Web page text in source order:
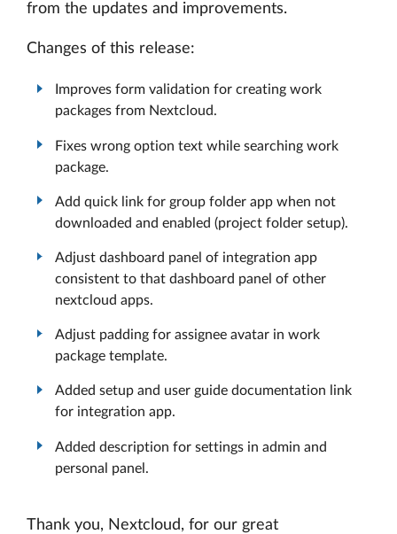
from the updates and improvements.
Changes of this release:
Improves form validation for creating work
packages from Nextcloud.
Fixes wrong option text while searching work
package.
Add quick link for group folder app when not
downloaded and enabled (project folder setup).
Adjust dashboard panel of integration app
consistent to that dashboard panel of other
nextcloud apps.
Adjust padding for assignee avatar in work
package template.
Added setup and user guide documentation link
for integration app.
Added description for settings in admin and
personal panel.
Thank you, Nextcloud, for our great